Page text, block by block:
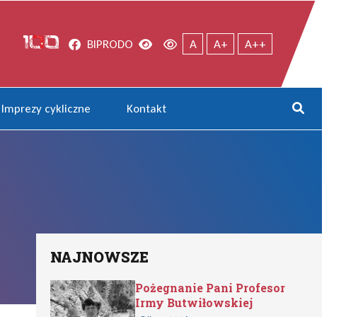
Facebook
BIPRODO Wersja kontrastowa
Wersja domyślna
A A+ A++
Imprezy cykliczne Kontakt
NAJNOWSZE
Pożegnanie Pani Profesor
Irmy Butwiłowskiej